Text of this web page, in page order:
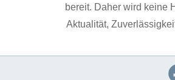
bereit. Daher wird keine
Aktualität,